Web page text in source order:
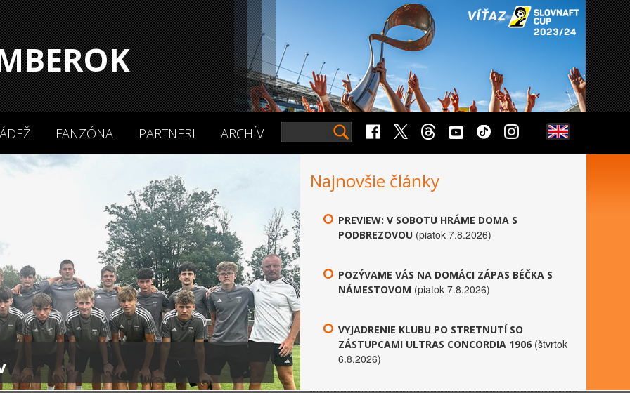
FANZÓNA PARTNERI ARCHÍV
Najnovšie články
PREVIEW: V SOBOTU HRÁME DOMA S
PODBREZOVOU (piatok 7.8.2026)
POZÝVAME VÁS NA DOMÁCI ZÁPAS BÉČKA S
NÁMESTOVOM (piatok 7.8.2026)
VYJADRENIE KLUBU PO STRETNUTÍ SO
ZÁSTUPCAMI ULTRAS CONCORDIA 1906 (štvrtok
6.8.2026)